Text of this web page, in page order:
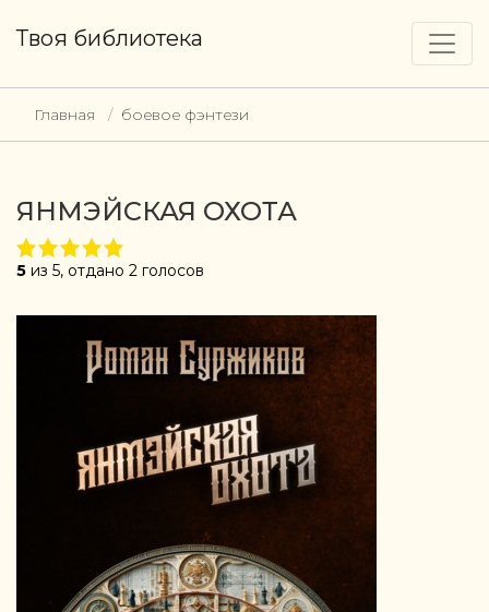
Твоя библиотека
Главная боевое фэнтези
ЯНМЭЙСКАЯ ОХОТА
5 из 5, отдано 2 голосов